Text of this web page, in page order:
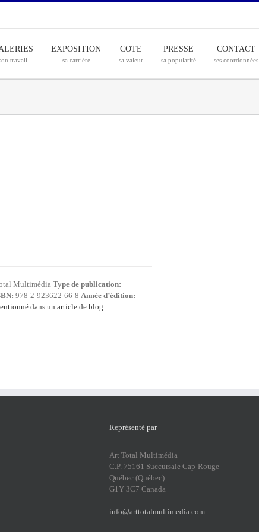
travail
EXPOSITION
sa carrière
COTE
sa valeur
PRESSE
sa popularité
CONTACT
ses coordonnées
MultimédiaType de publication:
978-2-923622-66-8Année d’édition:
dans un article de blog
Représenté par
Art Total Multimédia
C.P. 75161 Succursale Cap-Rouge
Québec (Québec)
G1Y 3C7 Canada
info@arttotalmultimedia.com